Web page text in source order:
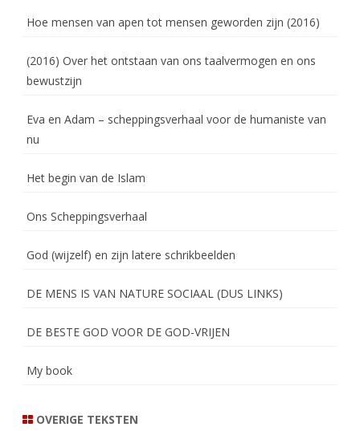
Hoe mensen van apen tot mensen geworden zijn (2016)
(2016) Over het ontstaan van ons taalvermogen en ons
bewustzijn
Eva en Adam – scheppingsverhaal voor de humaniste van
nu
Het begin van de Islam
Ons Scheppingsverhaal
God (wijzelf) en zijn latere schrikbeelden
DE MENS IS VAN NATURE SOCIAAL (DUS LINKS)
DE BESTE GOD VOOR DE GOD-VRIJEN
My book
OVERIGE TEKSTEN